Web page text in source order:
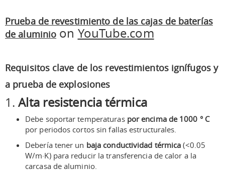
Prueba de revestimiento de las cajas de baterías
de aluminio on YouTube.com
Requisitos clave de los revestimientos ignífugos y
a prueba de explosiones
1.Alta resistencia térmica
Debe soportar temperaturas por encima de 1000 ° C
por periodos cortos sin fallas estructurales.
Debería tener un baja conductividad térmica (<0.05
W/m·K) para reducir la transferencia de calor a la
carcasa de aluminio.